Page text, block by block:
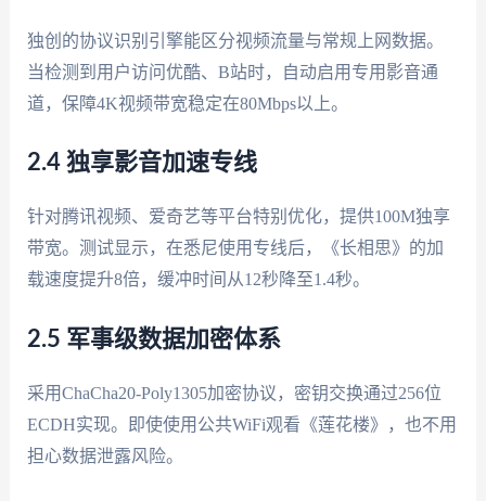
独创的协议识别引擎能区分视频流量与常规上网数据。
当检测到用户访问优酷、B站时，自动启用专用影音通
道，保障4K视频带宽稳定在80Mbps以上。
2.4 独享影音加速专线
针对腾讯视频、爱奇艺等平台特别优化，提供100M独享
带宽。测试显示，在悉尼使用专线后，《长相思》的加
载速度提升8倍，缓冲时间从12秒降至1.4秒。
2.5 军事级数据加密体系
采用ChaCha20-Poly1305加密协议，密钥交换通过256位
ECDH实现。即使使用公共WiFi观看《莲花楼》，也不用
担心数据泄露风险。